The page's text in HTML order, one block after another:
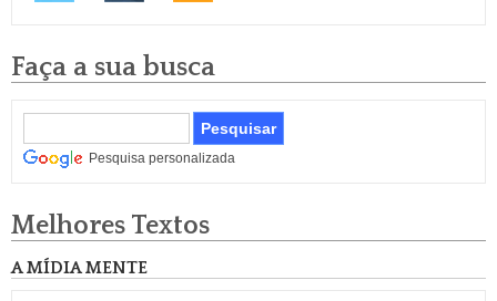
Faça a sua busca
Pesquisa personalizada
Melhores Textos
A MÍDIA MENTE